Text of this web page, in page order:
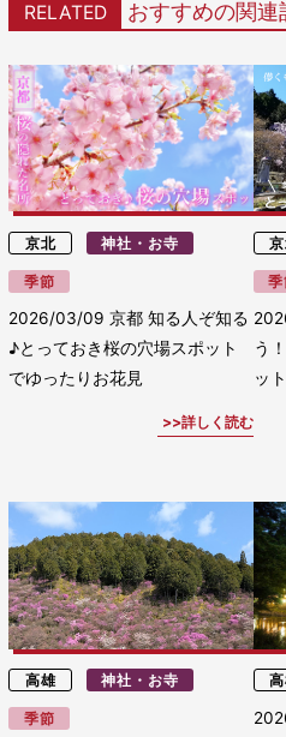
RELATED おすすめの関連
京北 神社・お寺
季節
2026/03/09京都 知る人ぞ知る
♪とっておき桜の穴場スポット
でゆったりお花見
詳しく読む
季
う
ッ
高雄 神社・お寺
季節